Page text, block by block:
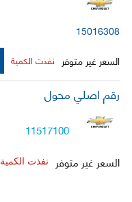
15016308
السعر غير متوفر نفذت الكمية
رقم اصلي محول
11517100
السعر غير متوفر
نفذت الكمية